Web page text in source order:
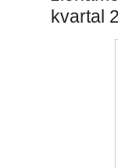
kvartal